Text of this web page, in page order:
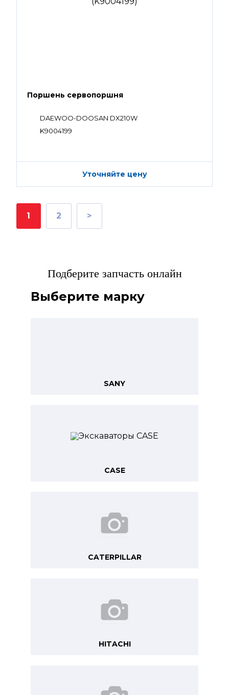
Поршень сервопоршня
DAEWOO-DOOSAN DX210W
K9004199
Уточняйте цену
1 2 >
Подберите запчасть онлайн
Выберите марку
SANY
CASE
CATERPILLAR
HITACHI